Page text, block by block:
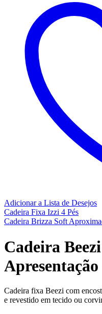
Adicionar a Lista de Desejos
Cadeira Fixa Izzi 4 Pés
Cadeira Brizza Soft
Cadeira
Apresentação
Cadeira fixa Beezi com
e revestido em tecido ou